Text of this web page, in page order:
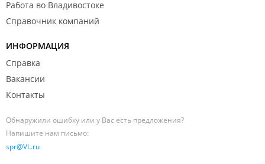
Работа во Владивостоке
Справочник компаний
ИНФОРМАЦИЯ
Справка
Вакансии
Контакты
Обнаружили ошибку или у Вас есть предложения?
Напишите нам письмо:
spr@VL.ru